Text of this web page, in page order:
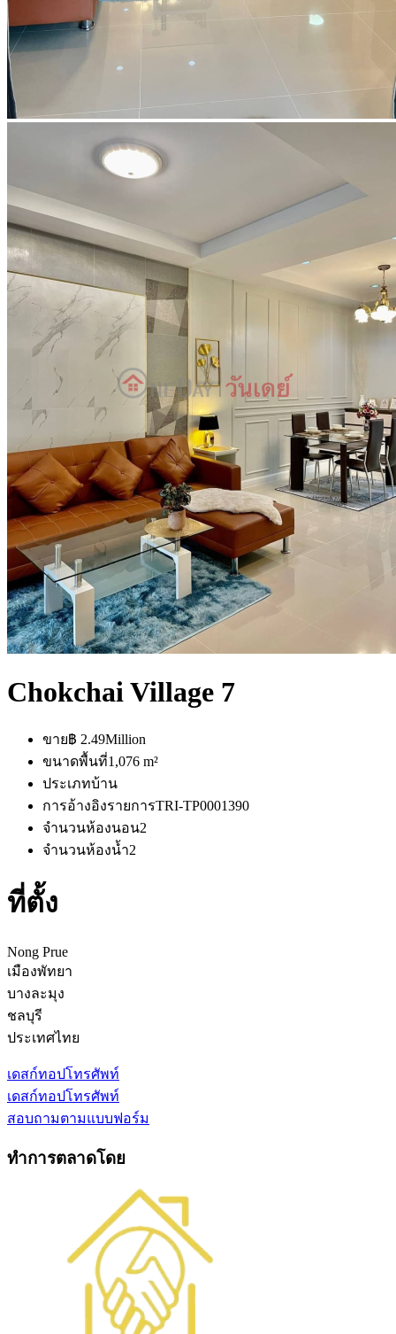
Chokchai Village 7
ขาย฿ 2.49Million
ขนาดพื้นที่1,076 m²
ประเภทบ้าน
การอ้างอิงรายการTRI-TP0001390
จำนวนห้องนอน2
จำนวนห้องน้ำ2
ที่ตั้ง
Nong Prue
เมืองพัทยา
บางละมุง
ชลบุรี
ประเทศไทย
เดสก์ทอปโทรศัพท์
เดสก์ทอปโทรศัพท์
สอบถามตามแบบฟอร์ม
ทำการตลาดโดย